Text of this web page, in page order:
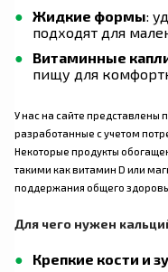
Жидкие формы:
подходят для
Витаминные
пищу для
У нас на сайте представлены
разработанные с учетом
Некоторые продукты
такими как витамин D или
поддержания общего
Для чего нужен
Крепкие кости и